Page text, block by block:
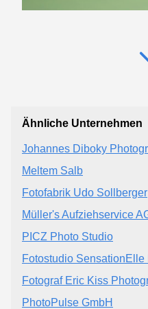
Ähnliche Unternehmen
Johannes Diboky
Meltem Salb
Fotofabrik Udo Sollberger
Müller's Aufziehservice
PICZ Photo Studio
Fotostudio
Fotograf Eric Kiss
PhotoPulse GmbH